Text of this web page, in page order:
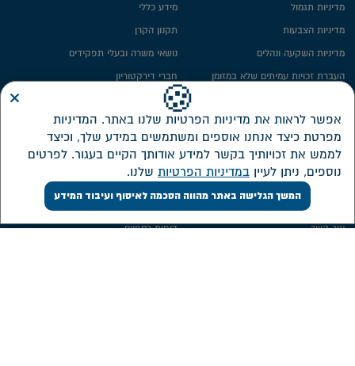
מידע כללי
תקנון הקרן
נושאי משרה ובעלי תפקידים
חברי דירקטוריון
ועדת השקעות
ועדת הביקורת
ממונה על פניות הציבור
מבנה אחזקות
אזור אישי דירקטורים ונושאי משרה
מדיניות תגמול
מדיניות הצבעות
מדיניות השקעה ונהלים
העברת זכויות עמיתים שלא במזומן
מידע סטטיסטי
מדיניות פרטיות​
השקעות
דוחות כספיים
שירות לקוחות
צור קשר
🍪
אפשר לראות את מדיניות הפרטיות שלנו באתר. המדיניות
מפרטת כיצד אנחנו אוספים ומשתמשים במידע שלך, וכיצד
לממש את זכויותיך בקשר למידע אודותך הקיים בעגור. לפרטים
נוספים, ניתן לעיין במדיניות הפרטיות שלנו.
המשך הגלישה באתר מהווה הסכמה לאיסוף ועיבוד המידע
×